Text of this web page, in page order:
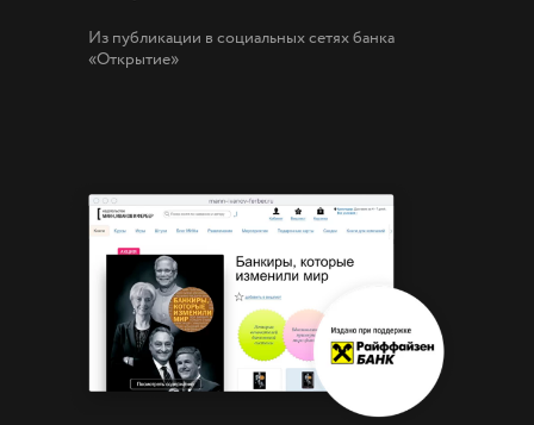
Из публикации в социальных сетях банка
«Открытие»